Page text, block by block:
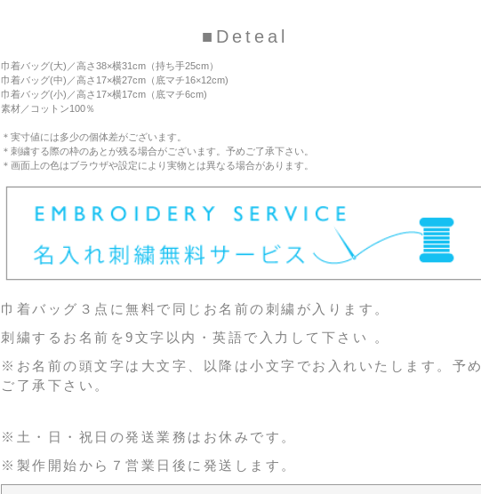
■Deteal
巾着バッグ(大) ／高さ38×横31cm（持ち手25cm）
巾着バッグ(中) ／高さ17×横27cm（底マチ16×12cm)
巾着バッグ(小) ／高さ17×横17cm（底マチ6cm)
素材 ／コットン100％
＊実寸値には多少の個体差がございます。
＊刺繍する際の枠のあとが残る場合がございます。予めご了承下さい。
＊画面上の色はブラウザや設定により実物とは異なる場合があります。
巾着バッグ３点に無料で同じお名前の刺繍が入ります。
刺繍するお名前を9文字以内・英語で入力して下さい 。
※お名前の頭文字は大文字、以降は小文字でお入れいたします。予め
ご了承下さい。
※土・日・祝日の発送業務はお休みです。
※製作開始から７営業日後に発送します。